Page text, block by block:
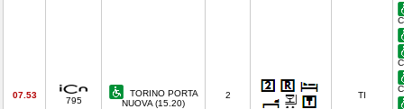
07.53
795
TORINO PORTA
NUOVA (15.20)
2 TI